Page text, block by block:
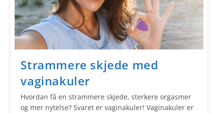
Strammere skjede med
vaginakuler
Hvordan få en strammere skjede, sterkere orgasmer
og mer nytelse? Svaret er vaginakuler! Vaginakuler er